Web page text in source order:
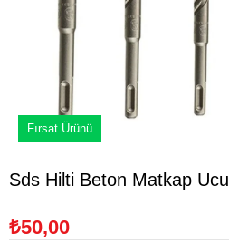
Fırsat Ürünü
Sds Hilti Beton Matkap Ucu
₺50,00